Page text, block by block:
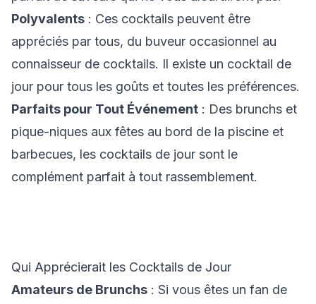
Polyvalents : Ces cocktails peuvent être
appréciés par tous, du buveur occasionnel au
connaisseur de cocktails. Il existe un cocktail de
jour pour tous les goûts et toutes les préférences.
Parfaits pour Tout Événement : Des brunchs et
pique-niques aux fêtes au bord de la piscine et
barbecues, les cocktails de jour sont le
complément parfait à tout rassemblement.
Qui Apprécierait les Cocktails de Jour
Amateurs de Brunchs : Si vous êtes un fan de